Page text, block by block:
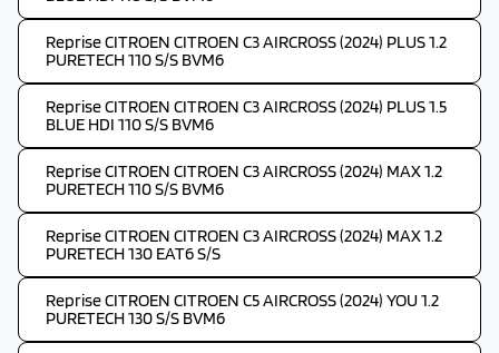
Reprise CITROEN CITROEN C3 AIRCROSS (2024) PLUS 1.2
PURETECH 110 S/S BVM6
Reprise CITROEN CITROEN C3 AIRCROSS (2024) PLUS 1.5
BLUE HDI 110 S/S BVM6
Reprise CITROEN CITROEN C3 AIRCROSS (2024) MAX 1.2
PURETECH 110 S/S BVM6
Reprise CITROEN CITROEN C3 AIRCROSS (2024) MAX 1.2
PURETECH 130 EAT6 S/S
Reprise CITROEN CITROEN C5 AIRCROSS (2024) YOU 1.2
PURETECH 130 S/S BVM6